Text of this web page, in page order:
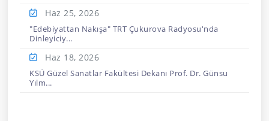
Haz 25, 2026
"Edebiyattan Nakışa" TRT Çukurova Radyosu'nda
Dinleyiciy...
Haz 18, 2026
KSÜ Güzel Sanatlar Fakültesi Dekanı Prof. Dr. Günsu
Yılm...